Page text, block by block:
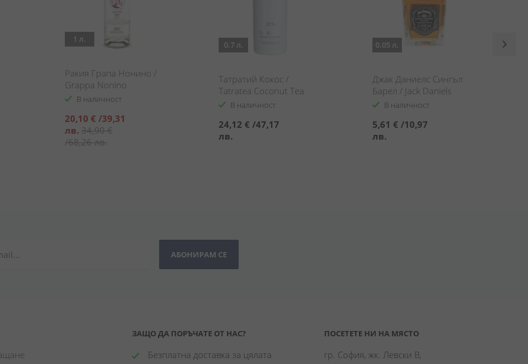
1 л.
Ракия Грапа Нонино /
Grappa Nonino
Tradizione 41°
В наличност
Специална
цена
20,10 € /39,31
лв. 34,90 €
/68,26 лв.
0.7 л.
Татратий Кокос /
Tatratea Coconut Tea
Liqueur
В наличност
24,12 € /47,17
лв.
0.05 л.
Джак Даниелс Сингъл
Барел / Jack Daniels
Single Barrel
В наличност
5,61 € /10,97
лв.
АБОНИРАМ СЕ
ЗАЩО ДА ПОРЪЧАТЕ ОТ НАС?
Безплатна доставка за цялата
ПОСЕТЕТЕ НИ НА МЯСТО
гр. София, жк. Левски В,